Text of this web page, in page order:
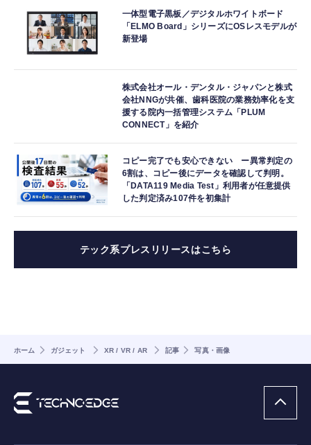
一体型電子黒板／デジタルホワイトボード
「ELMO Board」シリーズにOSレスモデルが
新登場
株式会社オール・デンタル・ジャパンと株式
会社NNGが共催、歯科医院の業務効率化を支
援する院内一括管理システム「PLUM
CONNECT」を紹介
コピー完了でも安心できない ー異常判定の
6割は、コピー後にデータを確認して判明。
「DATA119 Media Test」利用者が任意提供
した判定済み107件を初集計
テック系プレスリリースはこちら
ホーム ガジェット XR / VR / AR 記事 写真・画像